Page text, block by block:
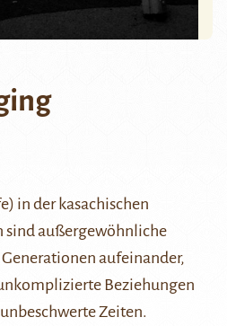
in der kasachischen
außergewöhnliche
aufeinander,
Beziehungen
Zeiten.